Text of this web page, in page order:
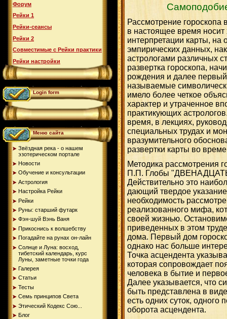
Форум
Рейки 1
Рейки-сеансы
Рейки 2
Совместимые с Рейки практики
Рейки настройки
Login form
Меню сайта
Звёздная река - о нашем
эзотерическом портале
Новости
Обучение и консультации
Астрология
Настройка Рейки
Рейки
Руны: старший футарк
Фэн-шуй Вэнь Ваня
Прикоснись к волшебству
Погадайте на рунах oн-лайн
Солнце и Луна: восход,
тибетский календарь, курс
Луны, заметные точки года
Галерея
Статьи
Тесты
Семь принципов Света
Этический Кодекс Сою...
Блог
Рассмотрение гороскопа
в настоящее время носит
интерпретации карты, на
эмпирических данных,
астрологами различных
развертка гороскопа,
рождения и далее первый
называемые
имело более четкое
характер и утраченное
практикующих
время, в лекциях,
специальных трудах и
вразумительного
развертки карты во
Методика рассмотрения
П.П. Глобы
Действительно это
дающий твердое
необходимость
реализованного мифа,
своей жизнью.
приведенных в этом
дома. Первый дом
однако нас больше
Точка асцендента
которая сопровождает
человека в бытие и
Далее указывается, что
быть представлена в
есть одних суток, одного
оборота асцендента.